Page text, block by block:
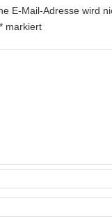
E-Mail-Adresse wird
* markiert